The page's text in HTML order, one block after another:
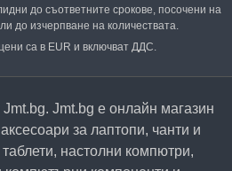
до съответните срокове, посочени на
до изчерпване на количествата.
са в EUR и включват ДДС.
Jmt.bg е онлайн магазин
за лаптопи, чанти и
настолни компютри,